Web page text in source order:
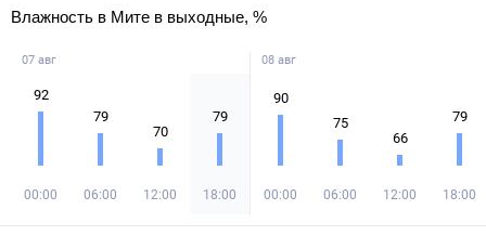
Влажность в Мите в выходные, %
07 авг
92
00:00
79
06:00
70
12:00
79
18:00
08 авг
90
00:00
75
06:00
66
12:00
79
18:00